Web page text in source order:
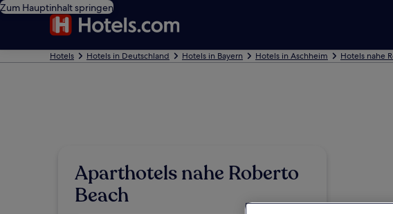
Zum Hauptinhalt springen
Hotels Hotels in Deutschland Hotels in Bayern Hotels in Aschheim Hotels nahe
Aparthotels nahe Roberto
Beach